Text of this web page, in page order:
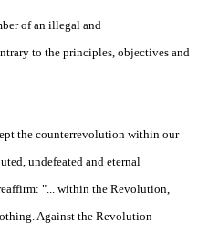
of an illegal and
to the principles, objectives and
the counterrevolution within our
undefeated and eternal
"... within the Revolution,
Against the Revolution